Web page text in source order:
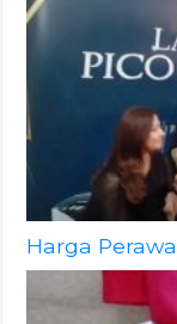
Harga